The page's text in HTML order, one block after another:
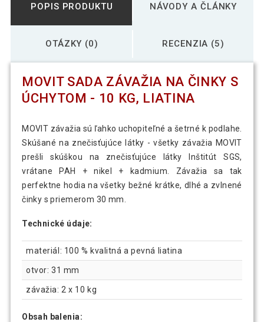
POPIS PRODUKTU NÁVODY A ČLÁNKY
OTÁZKY (0) RECENZIA (5)
MOVIT SADA ZÁVAŽIA NA ČINKY S
ÚCHYTOM - 10 KG, LIATINA
MOVIT závažia sú ľahko uchopiteľné a šetrné k podlahe.
Skúšané na znečisťujúce látky - všetky závažia MOVIT
prešli skúškou na znečisťujúce látky Inštitút SGS,
vrátane PAH + nikel + kadmium. Závažia sa tak
perfektne hodia na všetky bežné krátke, dlhé a zvlnené
činky s priemerom 30 mm.
Technické údaje:
materiál: 100 % kvalitná a pevná liatina
otvor: 31 mm
závažia: 2 x 10 kg
Obsah balenia: